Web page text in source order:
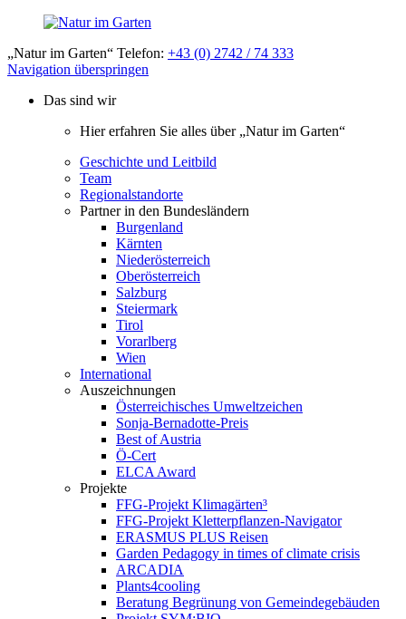
„Natur im Garten“ Telefon: +43 (0) 2742 / 74 333
Navigation überspringen
Das sind wir
Hier erfahren Sie alles über „Natur im Garten“
Geschichte und Leitbild
Team
Regionalstandorte
Partner in den Bundesländern
Burgenland
Kärnten
Niederösterreich
Oberösterreich
Salzburg
Steiermark
Tirol
Vorarlberg
Wien
International
Auszeichnungen
Österreichisches Umweltzeichen
Sonja-Bernadotte-Preis
Best of Austria
Ö-Cert
ELCA Award
Projekte
FFG-Projekt Klimagärten³
FFG-Projekt Kletterpflanzen-Navigator
ERASMUS PLUS Reisen
Garden Pedagogy in times of climate crisis
ARCADIA
Plants4cooling
Beratung Begrünung von Gemeindegebäuden